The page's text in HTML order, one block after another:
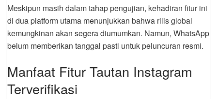
Meskipun masih dalam tahap pengujian, kehadiran fitur ini
di dua platform utama menunjukkan bahwa rilis global
kemungkinan akan segera diumumkan. Namun, WhatsApp
belum memberikan tanggal pasti untuk peluncuran resmi.
Manfaat Fitur Tautan Instagram
Terverifikasi